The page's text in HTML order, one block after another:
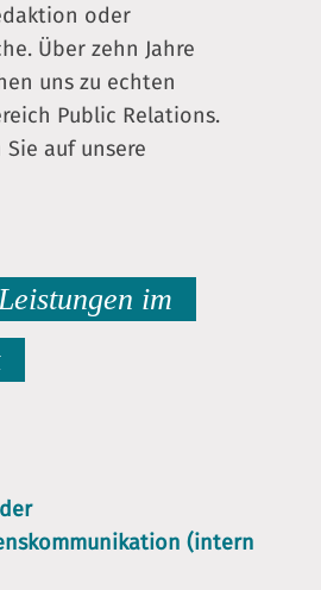
oder
Über zehn Jahre
uns zu echten
Public Relations.
auf unsere
im
(intern